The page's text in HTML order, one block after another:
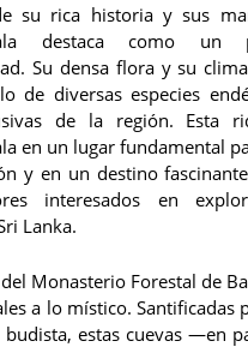
su rica historia y sus
destaca como
Su densa flora y su
de diversas especies
de la región. Esta
en un lugar fundamental
y en un destino
interesados en
Lanka.
Monasterio Forestal de
a lo místico. Santificadas
budista, estas cuevas —en